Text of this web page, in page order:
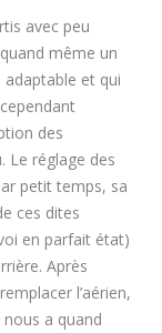
avec peu
même un
adaptable et qui
des
Le réglage des
petit temps, sa
ces dites
en parfait état)
Après
l’aérien,
a quand